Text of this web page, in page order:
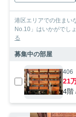
港区エリアでの住まい
No.10」はいかがでし
る
募集中の部屋
406
21
4階